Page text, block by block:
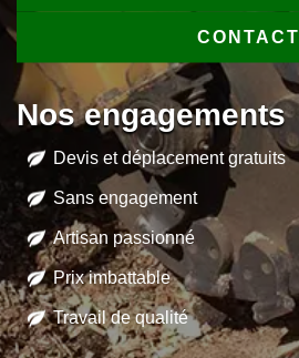
CONTACT
Nos engagements
Devis et déplacement gratuits
Sans engagement
Artisan passionné
Prix imbattable
Travail de qualité